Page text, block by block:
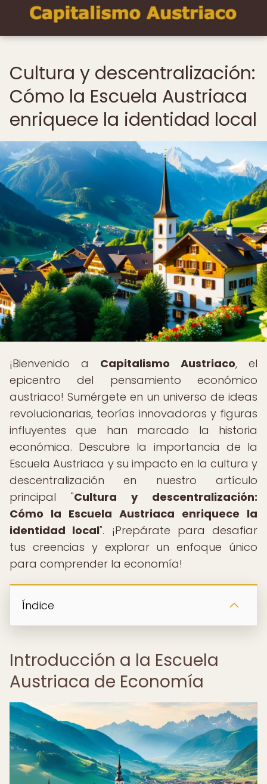
Cultura y descentralización:
Cómo la Escuela Austriaca
enriquece la identidad local
¡Bienvenido a Capitalismo Austriaco, el
epicentro del pensamiento económico
austriaco! Sumérgete en un universo de ideas
revolucionarias, teorías innovadoras y figuras
influyentes que han marcado la historia
económica. Descubre la importancia de la
Escuela Austriaca y su impacto en la cultura y
descentralización en nuestro artículo
principal "Cultura y descentralización:
Cómo la Escuela Austriaca enriquece la
identidad local". ¡Prepárate para desafiar
tus creencias y explorar un enfoque único
para comprender la economía!
Índice
Introducción a la Escuela
Austriaca de Economía